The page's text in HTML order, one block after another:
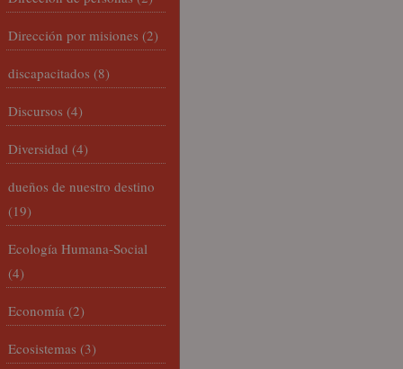
Dirección por misiones (2)
discapacitados (8)
Discursos (4)
Diversidad (4)
dueños de nuestro destino
(19)
Ecología Humana-Social
(4)
Economía (2)
Ecosistemas (3)